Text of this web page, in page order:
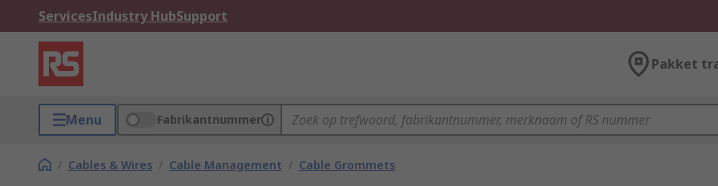
ServicesIndustry HubSupport
Pakket
Menu Fabrikantnummer
/ Cables & Wires / Cable Management / Cable Grommets